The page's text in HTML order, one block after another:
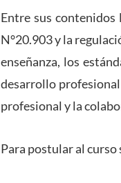
Entre sus
N°20.903 y la
enseñanza, los
desarrollo
profesional y la
Para postular al curso